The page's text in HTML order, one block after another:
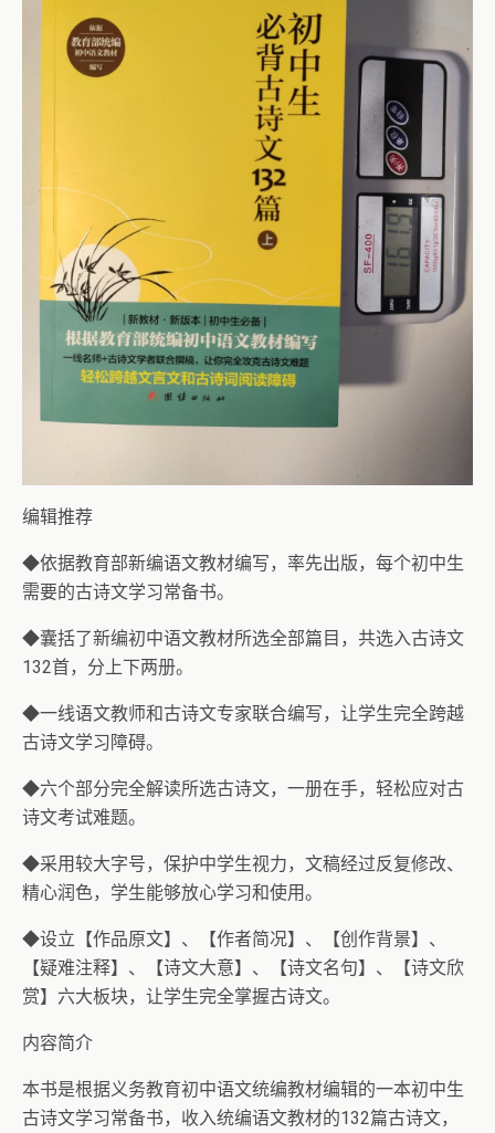
编辑推荐
◆依据教育部新编语文教材编写，率先出版，每个初中生
需要的古诗文学习常备书。
◆囊括了新编初中语文教材所选全部篇目，共选入古诗文
132首，分上下两册。
◆一线语文教师和古诗文专家联合编写，让学生完全跨越
古诗文学习障碍。
◆六个部分完全解读所选古诗文，一册在手，轻松应对古
诗文考试难题。
◆采用较大字号，保护中学生视力，文稿经过反复修改、
精心润色，学生能够放心学习和使用。
◆设立【作品原文】、【作者简况】、【创作背景】、
【疑难注释】、【诗文大意】、【诗文名句】、【诗文欣
赏】六大板块，让学生完全掌握古诗文。
内容简介
本书是根据义务教育初中语文统编教材编辑的一本初中生
古诗文学习常备书，收入统编语文教材的132篇古诗文，